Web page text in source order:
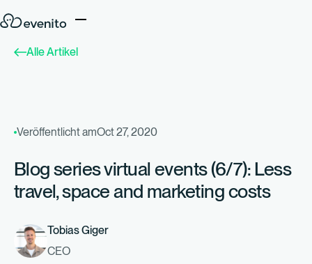
Alle Artikel
Veröffentlicht amOct 27, 2020
Blog series virtual events (6/7): Less
travel, space and marketing costs
Tobias Giger
CEO